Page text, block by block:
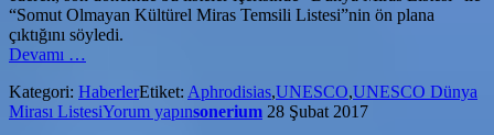
“Somut Olmayan Kültürel Miras Temsili Listesi”nin ön plana
çıktığını söyledi.
Devamı
Kenti
UNESCO
…
Kategori: HaberlerEtiket: Aphrodisias,UNESCO,UNESCO Dünya
Mirası ListesiYorum yapınsonerium 28 Şubat 2017